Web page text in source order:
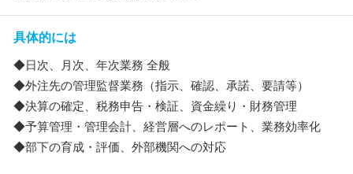
具体的には
◆日次、月次、年次業務 全般
◆外注先の管理監督業務（指示、確認、承諾、要請等）
◆決算の確定、税務申告・検証、資金繰り・財務管理
◆予算管理・管理会計、経営層へのレポート、業務効率化
◆部下の育成・評価、外部機関への対応